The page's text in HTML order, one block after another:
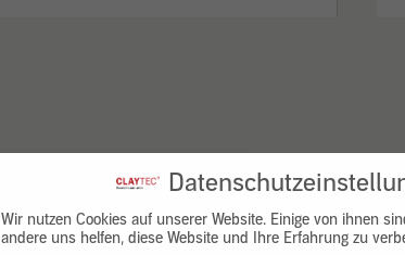
Wir nutzen Cookies auf unserer Website. Einige von ihnen
andere uns helfen, diese Website und Ihre Erfahrung zu